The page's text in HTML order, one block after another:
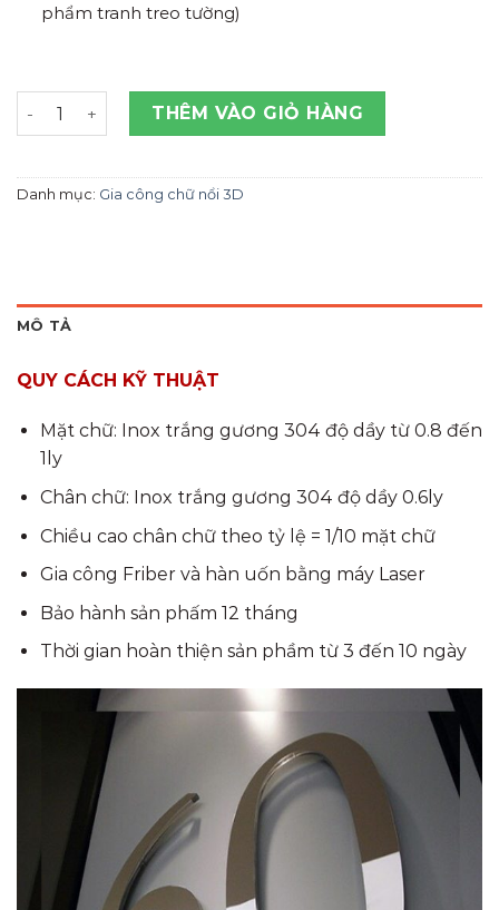
phẩm tranh treo tường)
Chữ Inox Trắng Gương số lượng
THÊM VÀO GIỎ HÀNG
Danh mục: Gia công chữ nổi 3D
MÔ TẢ
QUY CÁCH KỸ THUẬT
Mặt chữ: Inox trắng gương 304 độ dầy từ 0.8 đến
1ly
Chân chữ: Inox trắng gương 304 độ dầy 0.6ly
Chiều cao chân chữ theo tỷ lệ = 1/10 mặt chữ
Gia công Friber và hàn uốn bằng máy Laser
Bảo hành sản phấm 12 tháng
Thời gian hoàn thiện sản phầm từ 3 đến 10 ngày